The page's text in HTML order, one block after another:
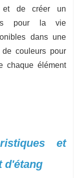
et de créer un
pour la vie
dans une
couleurs pour
chaque élément
et
d'étang